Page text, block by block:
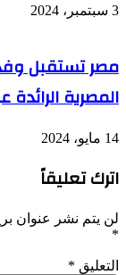
3 سبتمبر، 2024
مصر تستقبل
المصرية
14 مايو، 2024
اترك تعليقاً
لن يتم نشر عنوان
*
التعليق *